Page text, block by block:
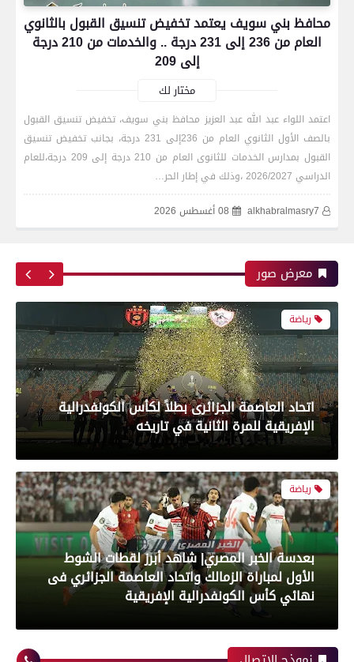
محافظ بني سويف يعتمد تخفيض تنسيق القبول بالثانوي
العام من 236 إلى 231 درجة .. والخدمات من 210 درجة
إلى 209
مختار لك
اعتمد اللواء عبد الله عبد العزيز محافظ بني سويف، تخفيض تنسيق القبول
بالصف الأول الثانوي العام من 236إلى 231 درجة، بجانب تخفيض تنسيق
القبول بمدارس الخدمات للثانوى العام من 210 درجة إلى 209 درجة،للعام
الدراسي 2026/2027 ،وذلك في إطار الحر…
alkhabralmasry7
08 أغسطس 2026
معرض صور
رياضة
اتحاد العاصمة الجزائرى بطلاً لكأس الكونفدرالية
الإفريقية للمرة الثانية في تاريخه
رياضة
بعدسة الخبر المصري| شاهد أبرز لقطات الشوط
الأول لمباراة الزمالك واتحاد العاصمة الجزائري فى
نهائي كأس الكونفدرالية الإفريقية
رياضة
بعدسة الخبر المصري| شاهد أبرز لقطات مباراة زد و
بيراميدز فى نهائى كأس مصر
رياضة